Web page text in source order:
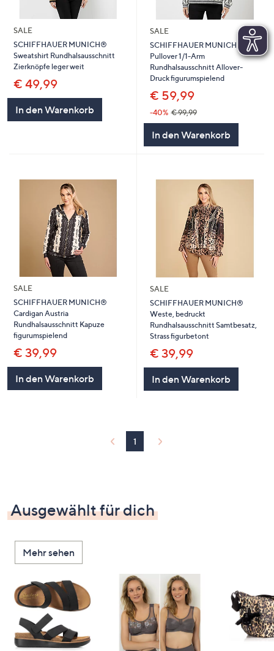
SALE
SCHIFFHAUER MUNICH®
Sweatshirt Rundhalsausschnitt
Zierknöpfe leger weit
€ 49,99
In den Warenkorb
SALE
SCHIFFHAUER MUNICH®
Pullover 1/1-Arm
Rundhalsausschnitt Allover-
Druck figurumspielend
€ 59,99
-40% € 99,99
In den Warenkorb
SALE
SCHIFFHAUER MUNICH®
Cardigan Austria
Rundhalsausschnitt Kapuze
figurumspielend
€ 39,99
In den Warenkorb
SALE
SCHIFFHAUER MUNICH®
Weste, bedruckt
Rundhalsausschnitt Samtbesatz,
Strass figurbetont
€ 39,99
In den Warenkorb
1
Ausgewählt für dich
Mehr sehen